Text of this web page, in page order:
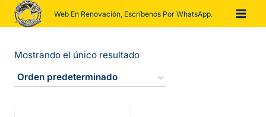
Saltar
Web En Renovación, Escríbenos Por WhatsApp.
Mostrando el único resultado